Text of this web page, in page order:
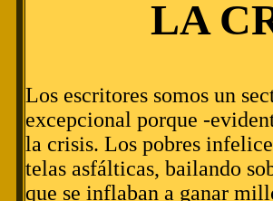
LA
Los escritores somos un
excepcional porque -
la crisis. Los pobres
telas asfálticas, bailando
que se inflaban a ganar